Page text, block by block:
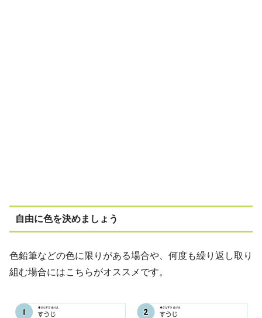
自由に色を決めましょう
色鉛筆などの色に限りがある場合や、何度も繰り返し取り
組む場合にはこちらがオススメです。